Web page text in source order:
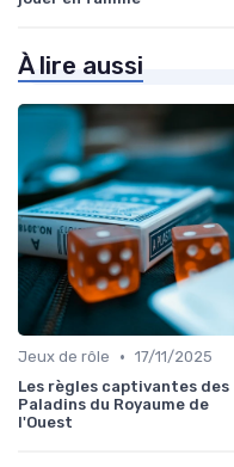
À lire aussi
Jeux de rôle • 17/11/2025
Les règles captivantes des
Paladins du Royaume de
l'Ouest